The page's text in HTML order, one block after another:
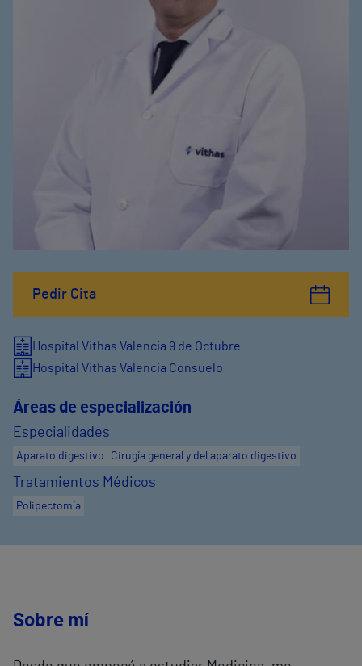
Pedir Cita
Hospital Vithas Valencia 9 de Octubre
Hospital Vithas Valencia Consuelo
Áreas de especialización
Especialidades
Aparato digestivo Cirugía general y del aparato digestivo
Tratamientos Médicos
Polipectomía
Sobre mí